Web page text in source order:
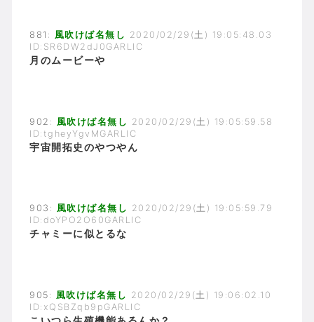
881: 風吹けば名無し 2020/02/29(土) 19:05:48.03
ID:SR6DW2dJ0GARLIC
月のムービーや
902: 風吹けば名無し 2020/02/29(土) 19:05:59.58
ID:tgheyYgvMGARLIC
宇宙開拓史のやつやん
903: 風吹けば名無し 2020/02/29(土) 19:05:59.79
ID:doYPO2O60GARLIC
チャミーに似とるな
905: 風吹けば名無し 2020/02/29(土) 19:06:02.10
ID:xQSBZqb9pGARLIC